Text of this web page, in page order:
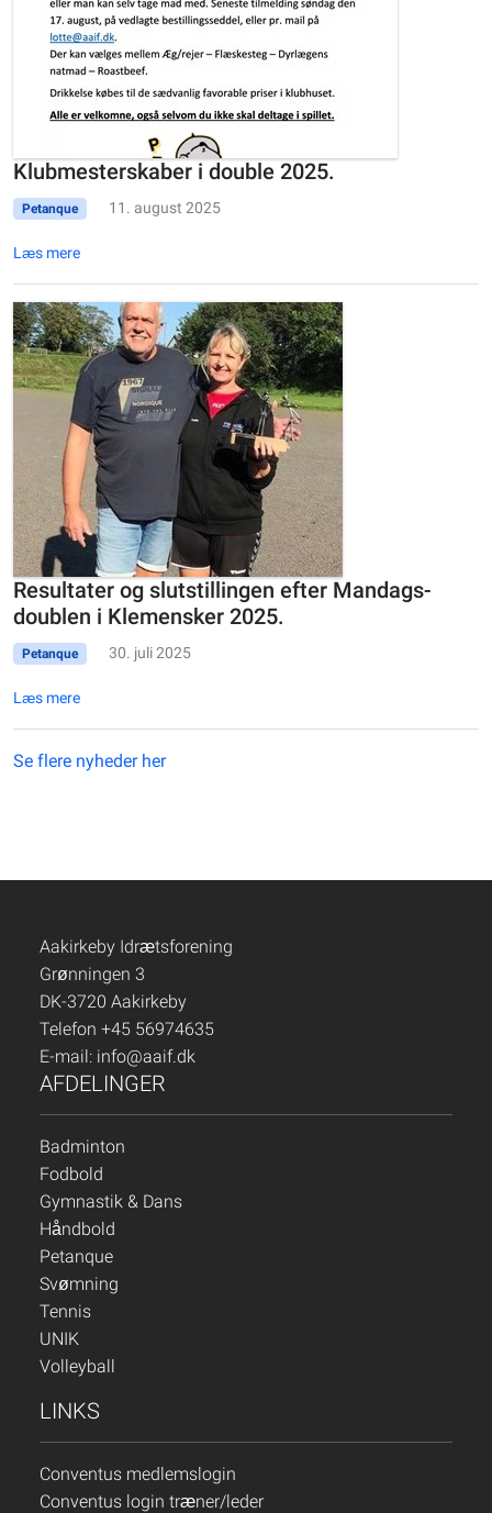
Klubmesterskaber i double 2025.
Petanque 11. august 2025
Læs mere
Resultater og slutstillingen efter Mandags-
doublen i Klemensker 2025.
Petanque 30. juli 2025
Læs mere
Se flere nyheder her
Aakirkeby Idrætsforening
Grønningen 3
DK-3720 Aakirkeby
Telefon +45 56974635
E-mail: info@aaif.dk
AFDELINGER
Badminton
Fodbold
Gymnastik & Dans
Håndbold
Petanque
Svømning
Tennis
UNIK
Volleyball
LINKS
Conventus medlemslogin
Conventus login træner/leder